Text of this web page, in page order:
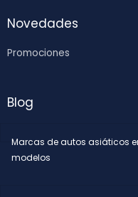
Novedades
Promociones
Blog
Marcas de autos asiáticos
modelos